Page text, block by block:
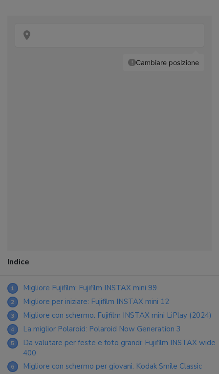
Indice
1 Migliore Fujifilm: Fujifilm INSTAX mini 99
2 Migliore per iniziare: Fujifilm INSTAX mini 12
3 Migliore con schermo: Fujifilm INSTAX mini LiPlay (2024)
4 La miglior Polaroid: Polaroid Now Generation 3
5
Da valutare per feste e foto grandi: Fujifilm INSTAX wide
400
6 Migliore con schermo per giovani: Kodak Smile Classic